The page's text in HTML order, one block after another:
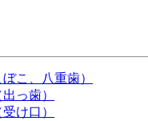
こ、八重歯）
っ歯）
け口）